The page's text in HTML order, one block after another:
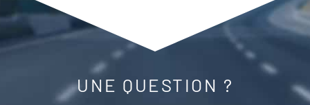
UNE QUESTION ?